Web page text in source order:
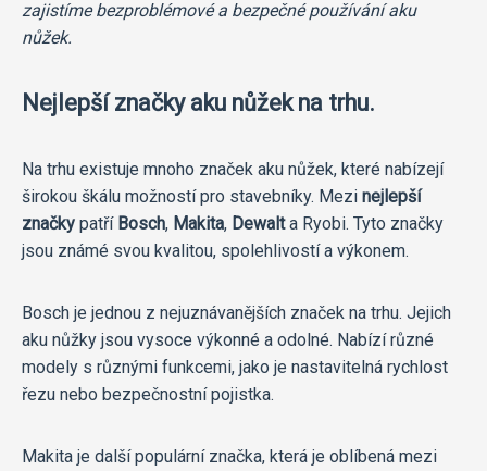
zajistíme bezproblémové a bezpečné používání aku
nůžek.
Nejlepší značky aku nůžek na trhu.
Na trhu existuje mnoho značek aku nůžek, které nabízejí
širokou škálu možností pro stavebníky. Mezi nejlepší
značky patří Bosch, Makita, Dewalta Ryobi. Tyto značky
jsou známé svou kvalitou, spolehlivostí a výkonem.
Bosch je jednou z nejuznávanějších značek na trhu. Jejich
aku nůžky jsou vysoce výkonné a odolné. Nabízí různé
modely s různými funkcemi, jako je nastavitelná rychlost
řezu nebo bezpečnostní pojistka.
Makita je další populární značka, která je oblíbená mezi